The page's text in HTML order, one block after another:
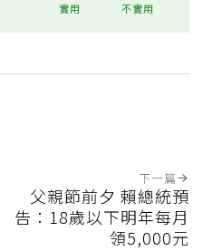
實用 不實用
下一篇
父親節前夕 賴總統預
告：18歲以下明年每月
領5,000元